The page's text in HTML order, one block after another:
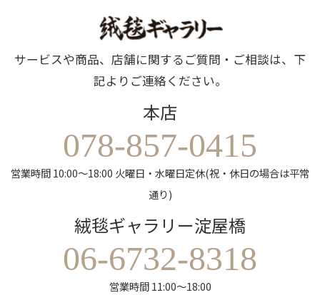
サービスや商品、店舗に関するご質問・ご相談は、下
記よりご連絡ください。
本店
078-857-0415
営業時間 10:00～18:00 火曜日・水曜日定休(祝・休日の場合は平常
通り)
絨毯ギャラリー淀屋橋
06-6732-8318
営業時間 11:00～18:00